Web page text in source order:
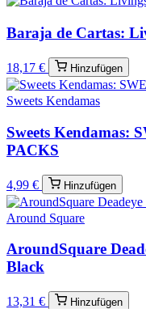
Baraja de Cartas:
18,17 € Hinzufügen
Sweets Kendamas
Sweets Kendamas:
PACKS
4,99 € Hinzufügen
Around Square
AroundSquare
Black
13,31 € Hinzufügen